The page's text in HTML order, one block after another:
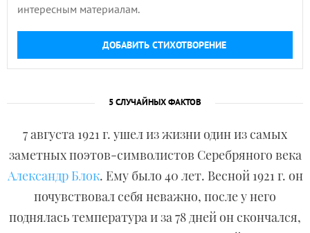
интересным материалам.
ДОБАВИТЬ СТИХОТВОРЕНИЕ
5 СЛУЧАЙНЫХ ФАКТОВ
7 августа 1921 г. ушел из жизни один из самых
заметных поэтов-символистов Серебряного века
Александр Блок. Ему было 40 лет. Весной 1921 г. он
почувствовал себя неважно, после у него
поднялась температура и за 78 дней он скончался,